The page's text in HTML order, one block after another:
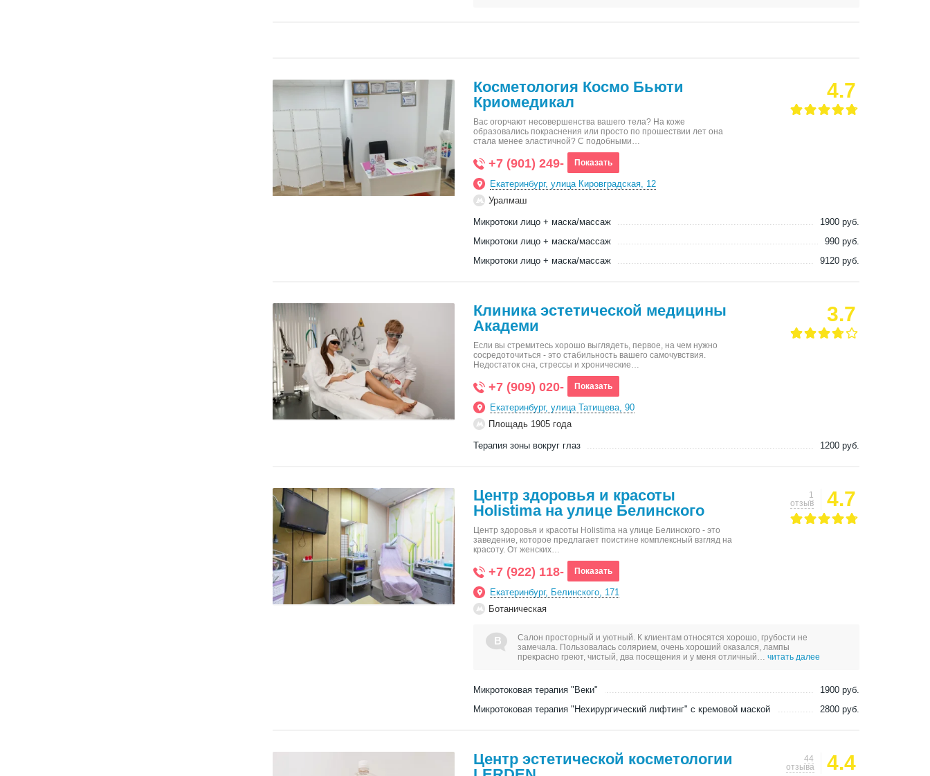
Косметология Космо Бьюти
Криомедикал
Вас огорчают несовершенства вашего тела? На коже
образовались покраснения или просто по прошествии лет она
стала менее эластичной? С подобными…
4.7
+7 (901) 249- Показать
Екатеринбург, улица Кировградская, 12
Уралмаш
Микротоки лицо + маска/массаж
1900 руб.
Микротоки лицо + маска/массаж
990 руб.
Микротоки лицо + маска/массаж
9120 руб.
Клиника эстетической медицины
Академи
Если вы стремитесь хорошо выглядеть, первое, на чем нужно
сосредоточиться - это стабильность вашего самочувствия.
Недостаток сна, стрессы и хронические…
3.7
+7 (909) 020- Показать
Екатеринбург, улица Татищева, 90
Площадь 1905 года
Терапия зоны вокруг глаз 1200 руб.
Центр здоровья и красоты
Holistima на улице Белинского
Центр здоровья и красоты Holistima на улице Белинского - это
заведение, которое предлагает поистине комплексный взгляд на
красоту. От женских…
1
отзыв
4.7
+7 (922) 118- Показать
Екатеринбург, Белинского, 171
Ботаническая
Салон просторный и уютный. К клиентам относятся хорошо, грубости не
замечала. Пользовалась солярием, очень хороший оказался, лампы
прекрасно греют, чистый, два посещения и у меня отличный… читать далее
Микротоковая терапия "Веки"
1900 руб.
Микротоковая терапия "Нехирургический лифтинг" с кремовой маской
2800 руб.
Центр эстетической косметологии
44
отзыва
4.4